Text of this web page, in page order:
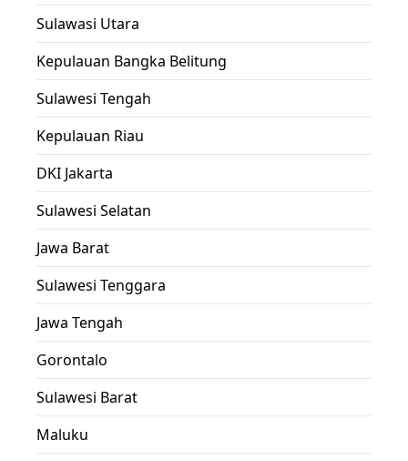
Sulawasi Utara
Kepulauan Bangka Belitung
Sulawesi Tengah
Kepulauan Riau
DKI Jakarta
Sulawesi Selatan
Jawa Barat
Sulawesi Tenggara
Jawa Tengah
Gorontalo
Sulawesi Barat
Maluku